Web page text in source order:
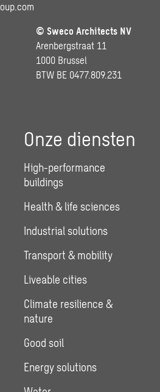
© Sweco Architects NV
Arenbergstraat 11
1000 Brussel
BTW BE 0477.809.231
Onze diensten
High-performance
buildings
Health & life sciences
Industrial solutions
Transport & mobility
Liveable cities
Climate resilience &
nature
Good soil
Energy solutions